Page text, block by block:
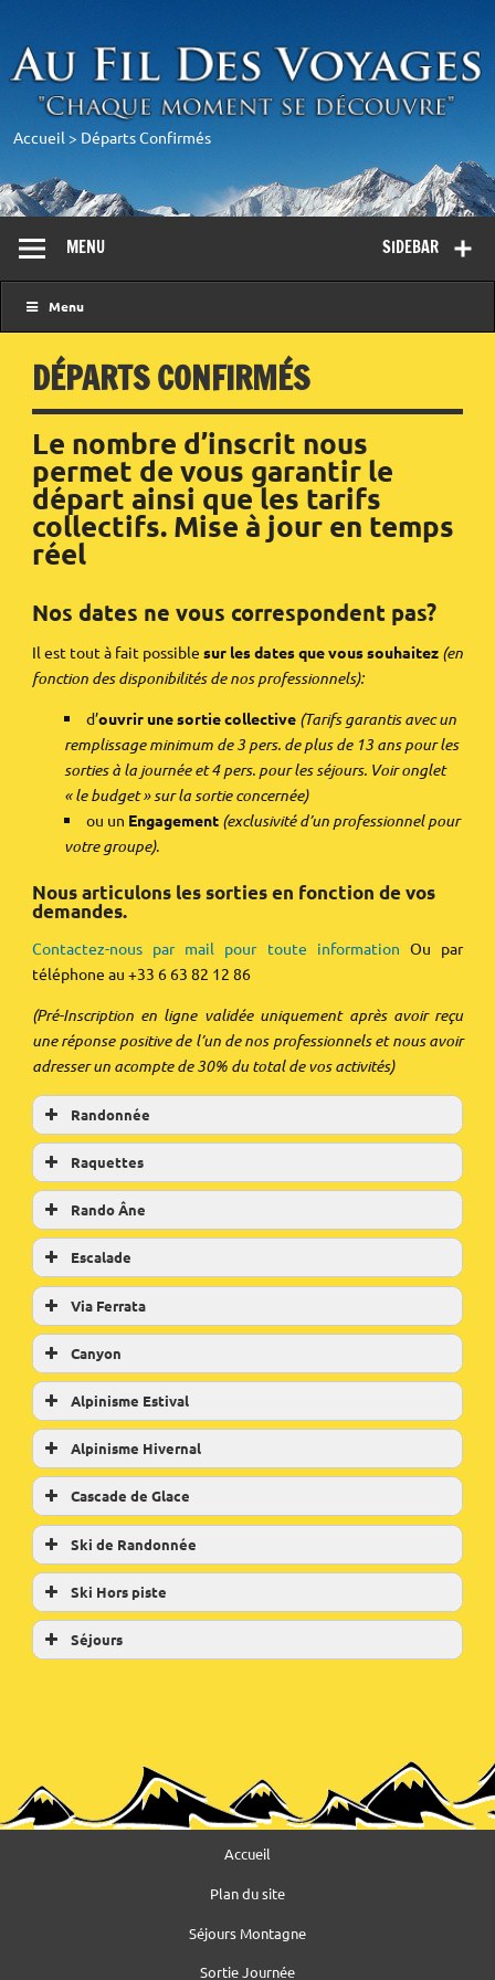
Accueil > Départs Confirmés
SIDEBAR
MENU
Menu
DÉPARTS CONFIRMÉS
Le nombre d’inscrit nous
permet de vous garantir le
départ ainsi que les tarifs
collectifs. Mise à jour en temps
réel
Nos dates ne vous correspondent pas?
Il est tout à fait possible sur les dates que vous souhaitez (en
fonction des disponibilités de nos professionnels):
d’ouvrir une sortie collective (Tarifs garantis avec un
remplissage minimum de 3 pers. de plus de 13 ans pour les
sorties à la journée et 4 pers. pour les séjours. Voir onglet
« le budget » sur la sortie concernée)
ou un Engagement (exclusivité d’un professionnel pour
votre groupe).
Nous articulons les sorties en fonction de vos
demandes.
Contactez-nous par mail pour toute information Ou par
téléphone au +33 6 63 82 12 86
(Pré-Inscription en ligne validée uniquement après avoir reçu
une réponse positive de l’un de nos professionnels et nous avoir
adresser un acompte de 30% du total de vos activités)
Randonnée
Raquettes
Rando Âne
Escalade
Via Ferrata
Canyon
Alpinisme Estival
Alpinisme Hivernal
Cascade de Glace
Ski de Randonnée
Ski Hors piste
Séjours
Accueil
Plan du site
Séjours Montagne
Sortie Journée